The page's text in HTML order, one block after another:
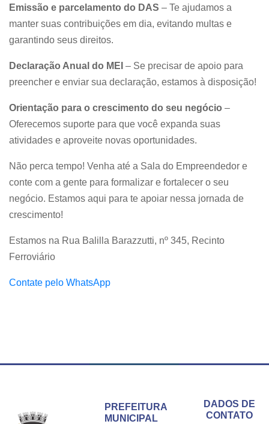
Emissão e parcelamento do DAS – Te ajudamos a
manter suas contribuições em dia, evitando multas e
garantindo seus direitos.
Declaração Anual do MEI – Se precisar de apoio para
preencher e enviar sua declaração, estamos à disposição!
Orientação para o crescimento do seu negócio –
Oferecemos suporte para que você expanda suas
atividades e aproveite novas oportunidades.
Não perca tempo! Venha até a Sala do Empreendedor e
conte com a gente para formalizar e fortalecer o seu
negócio. Estamos aqui para te apoiar nessa jornada de
crescimento!
Estamos na Rua Balilla Barazzutti, nº 345, Recinto
Ferroviário
Contate pelo WhatsApp
PREFEITURA
MUNICIPAL
DADOS DE
CONTATO